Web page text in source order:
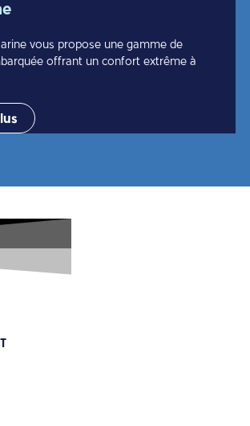
vous propose une gamme de
offrant un confort extrême à